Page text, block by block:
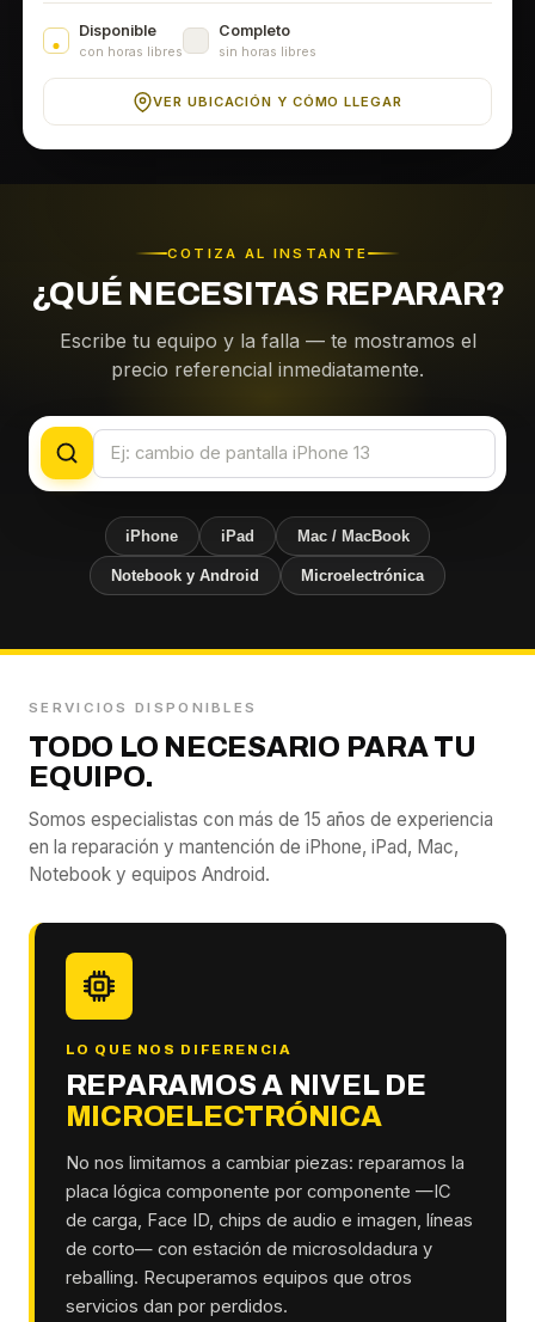
Disponible
con horas libres
Completo
sin horas libres
VER UBICACIÓN Y CÓMO LLEGAR
COTIZA AL INSTANTE
¿QUÉ NECESITAS REPARAR?
Escribe tu equipo y la falla — te mostramos el
precio referencial inmediatamente.
iPhone iPad Mac / MacBook
Notebook y Android Microelectrónica
SERVICIOS DISPONIBLES
TODO LO NECESARIO PARA TU
EQUIPO.
Somos especialistas con más de 15 años de experiencia
en la reparación y mantención de iPhone, iPad, Mac,
Notebook y equipos Android.
LO QUE NOS DIFERENCIA
REPARAMOS A NIVEL DE
MICROELECTRÓNICA
No nos limitamos a cambiar piezas: reparamos la
placa lógica componente por componente —IC
de carga, Face ID, chips de audio e imagen, líneas
de corto— con estación de microsoldadura y
reballing. Recuperamos equipos que otros
servicios dan por perdidos.